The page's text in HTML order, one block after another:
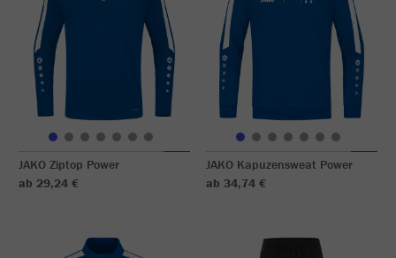
JAKO Ziptop Power
ab 29,24 €
JAKO Kapuzensweat Power
ab 34,74 €